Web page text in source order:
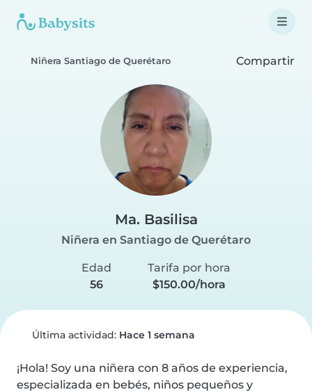
Niñera Santiago de Querétaro Compartir
Ma. Basilisa
Niñera en Santiago de Querétaro
Edad
56
Tarifa por hora
$150.00/hora
Última actividad: Hace 1 semana
¡Hola! Soy una niñera con 8 años de experiencia,
especializada en bebés, niños pequeños y